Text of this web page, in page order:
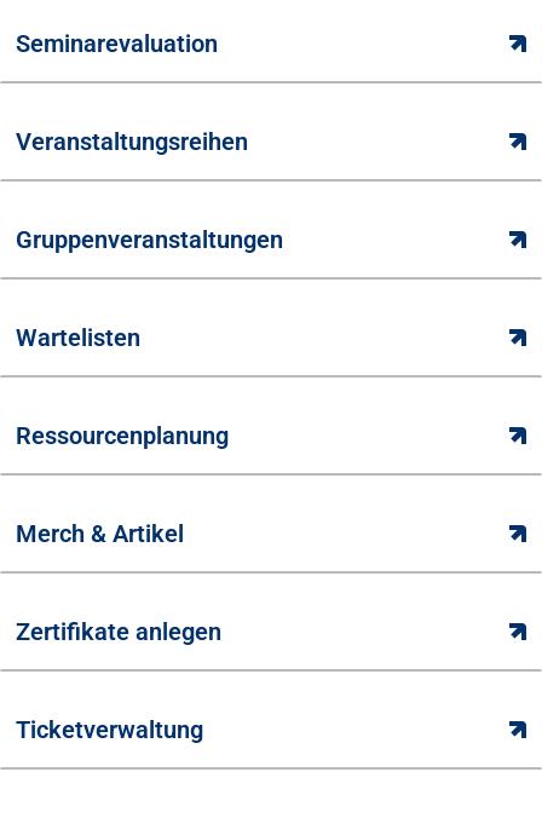
Seminarevaluation
Veranstaltungsreihen
Gruppenveranstaltungen
Wartelisten
Ressourcenplanung
Merch & Artikel
Zertifikate anlegen
Ticketverwaltung